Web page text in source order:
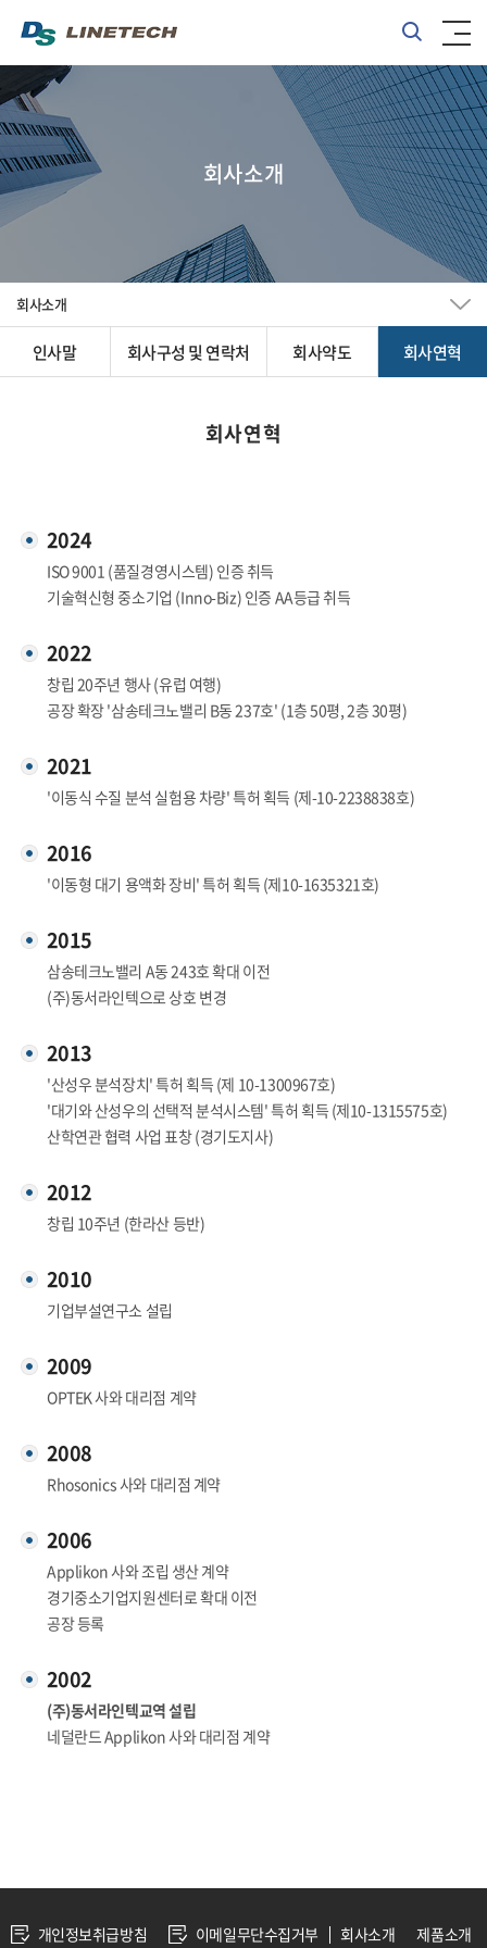
회사소개
회사소개
인사말 회사구성 및 연락처 회사약도 회사연혁
회사연혁
2024
ISO 9001 (품질경영시스템) 인증 취득
기술혁신형 중소기업 (Inno-Biz) 인증 AA등급 취득
2022
창립 20주년 행사 (유럽 여행)
공장 확장 '삼송테크노밸리 B동 237호' (1층 50평, 2층 30평)
2021
'이동식 수질 분석 실험용 차량' 특허 획득 (제-10-2238838호)
2016
'이동형 대기 용액화 장비' 특허 획득 (제10-1635321호)
2015
삼송테크노밸리 A동 243호 확대 이전
(주)동서라인텍으로 상호 변경
2013
'산성우 분석장치' 특허 획득 (제 10-1300967호)
'대기와 산성우의 선택적 분석시스템' 특허 획득 (제10-1315575호)
산학연관 협력 사업 표창 (경기도지사)
2012
창립 10주년 (한라산 등반)
2010
기업부설연구소 설립
2009
OPTEK 사와 대리점 계약
2008
Rhosonics 사와 대리점 계약
2006
Applikon 사와 조립 생산 계약
경기중소기업지원센터로 확대 이전
공장 등록
2002
(주)동서라인텍교역 설립
네덜란드 Applikon 사와 대리점 계약
개인정보취급방침 이메일무단수집거부 회사소개 제품소개